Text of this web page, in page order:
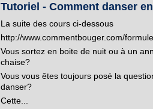
Tutoriel - Comment danser
La suite des cours ci-dessous
http://www.commentbouger.com/
Vous sortez en boite de nuit ou à un
chaise?
Vous vous êtes toujours posé la
danser?
Cette...